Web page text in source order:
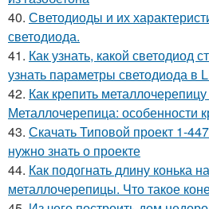
40. Светодиоды и их
светодиода.
41. Как узнать, какой светодиод
узнать параметры светодиода в
42. Как крепить
Металлочерепица: особенности
43. Скачать Типовой проект 1-
нужно знать о проекте
44. Как подогнать длину конька
металлочерепицы. Что такое